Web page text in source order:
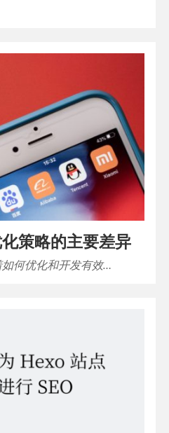
策略的主要差异
如何优化和开发有效…